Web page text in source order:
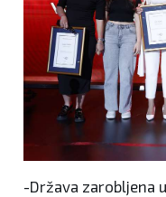
-Država zarobljena